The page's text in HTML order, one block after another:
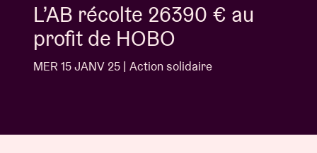
L’AB récolte 26390 € au
profit de HOBO
MER 15 JANV 25 | Action solidaire